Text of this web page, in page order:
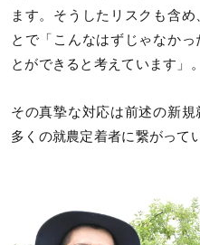
ます。そうしたリスクも含
とで「こんなはずじゃなか
とができると考えています」。
その真摯な対応は前述の新規
多くの就農定着者に繋がって